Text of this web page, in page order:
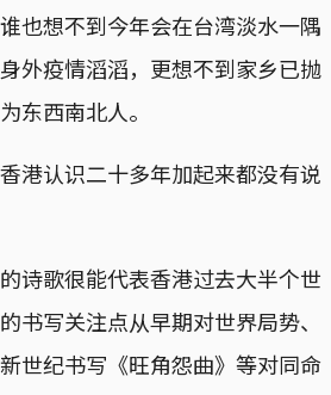
也想不到今年会在台湾淡水一隅
外疫情滔滔，更想不到家乡已抛
东西南北人。
港认识二十多年加起来都没有说
诗歌很能代表香港过去大半个世
书写关注点从早期对世界局势、
世纪书写《旺角怨曲》等对同命